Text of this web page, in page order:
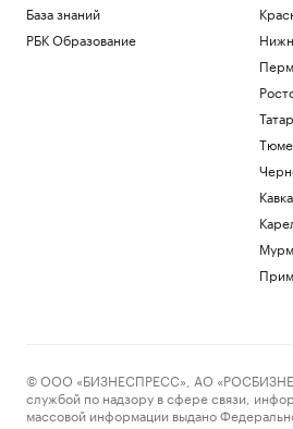
База знаний
РБК Образование
© ООО «БИЗНЕСПРЕСС», АО
службой по надзору в сфере связи,
массовой информации выдано